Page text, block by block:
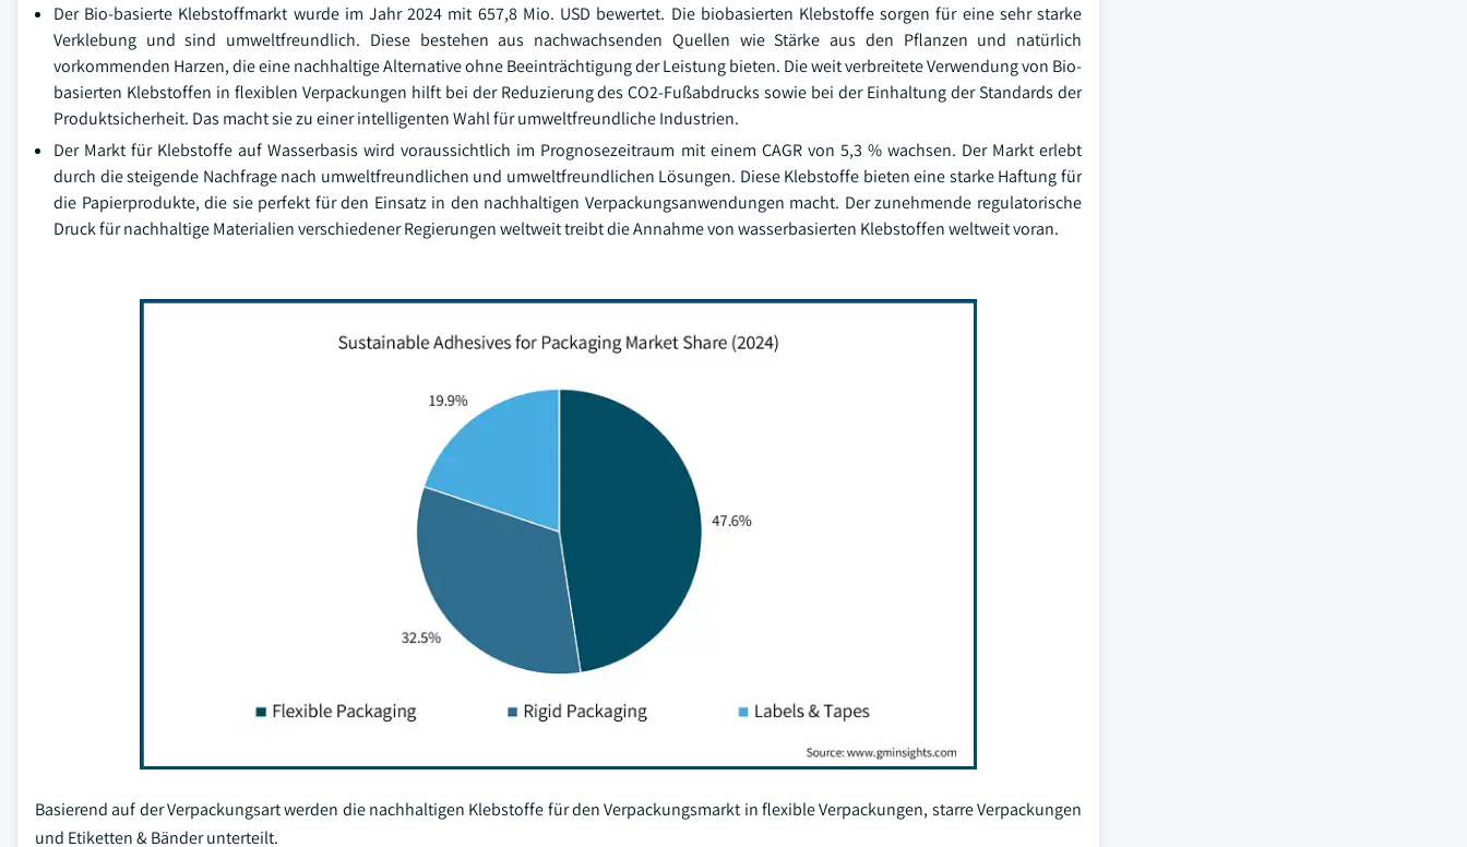
Der Bio-basierte Klebstoffmarkt wurde im Jahr 2024 mit 657,8 Mio. USD bewertet. Die biobasierten Klebstoffe sorgen für eine sehr starke
Verklebung und sind umweltfreundlich. Diese bestehen aus nachwachsenden Quellen wie Stärke aus den Pflanzen und natürlich
vorkommenden Harzen, die eine nachhaltige Alternative ohne Beeinträchtigung der Leistung bieten. Die weit verbreitete Verwendung von Bio-
basierten Klebstoffen in flexiblen Verpackungen hilft bei der Reduzierung des CO2-Fußabdrucks sowie bei der Einhaltung der Standards der
Produktsicherheit. Das macht sie zu einer intelligenten Wahl für umweltfreundliche Industrien.
Der Markt für Klebstoffe auf Wasserbasis wird voraussichtlich im Prognosezeitraum mit einem CAGR von 5,3 % wachsen. Der Markt erlebt
durch die steigende Nachfrage nach umweltfreundlichen und umweltfreundlichen Lösungen. Diese Klebstoffe bieten eine starke Haftung für
die Papierprodukte, die sie perfekt für den Einsatz in den nachhaltigen Verpackungsanwendungen macht. Der zunehmende regulatorische
Druck für nachhaltige Materialien verschiedener Regierungen weltweit treibt die Annahme von wasserbasierten Klebstoffen weltweit voran.
Basierend auf der Verpackungsart werden die nachhaltigen Klebstoffe für den Verpackungsmarkt in flexible Verpackungen, starre Verpackungen
und Etiketten & Bänder unterteilt.